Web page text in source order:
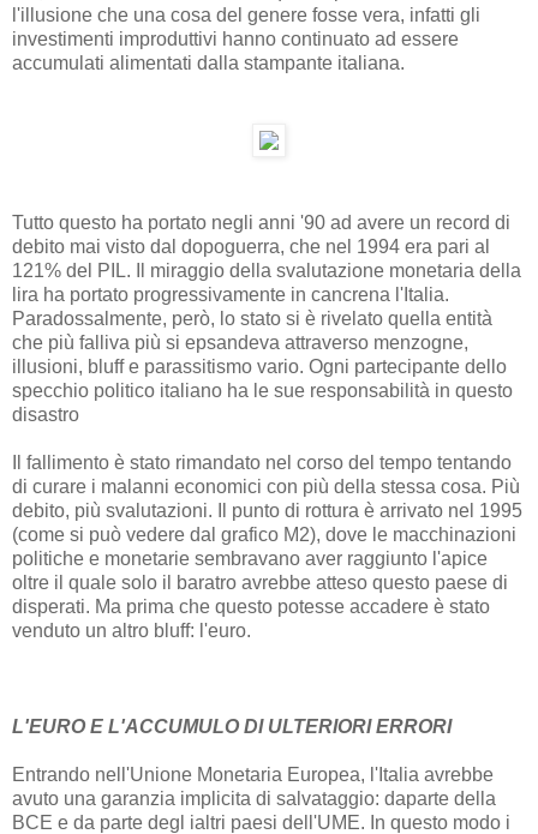
l'illusione che una cosa del genere fosse vera, infatti gli
investimenti improduttivi hanno continuato ad essere
accumulati alimentati dalla stampante italiana.
Tutto questo ha portato negli anni '90 ad avere un record di
debito mai visto dal dopoguerra, che nel 1994 era pari al
121% del PIL. Il miraggio della svalutazione monetaria della
lira ha portato progressivamente in cancrena l'Italia.
Paradossalmente, però, lo stato si è rivelato quella entità
che più falliva più si epsandeva attraverso menzogne,
illusioni, bluff e parassitismo vario. Ogni partecipante dello
specchio politico italiano ha le sue responsabilità in questo
disastro
Il fallimento è stato rimandato nel corso del tempo tentando
di curare i malanni economici con più della stessa cosa. Più
debito, più svalutazioni. Il punto di rottura è arrivato nel 1995
(come si può vedere dal grafico M2), dove le macchinazioni
politiche e monetarie sembravano aver raggiunto l'apice
oltre il quale solo il baratro avrebbe atteso questo paese di
disperati. Ma prima che questo potesse accadere è stato
venduto un altro bluff: l'euro.
L'EURO E L'ACCUMULO DI ULTERIORI ERRORI
Entrando nell'Unione Monetaria Europea, l'Italia avrebbe
avuto una garanzia implicita di salvataggio: daparte della
BCE e da parte degl ialtri paesi dell'UME. In questo modo i